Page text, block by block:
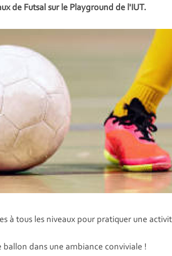
de Futsal sur le Playground de l'IUT.
à tous les niveaux pour pratiquer une
dans une ambiance conviviale !